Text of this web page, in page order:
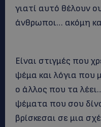
γιατί αυτό θέλουν
άνθρωποι… ακόμη
Είναι στιγμές που
ψέμα και λόγια που
ο άλλος που τα
ψέματα που σου
βρίσκεσαι σε μια